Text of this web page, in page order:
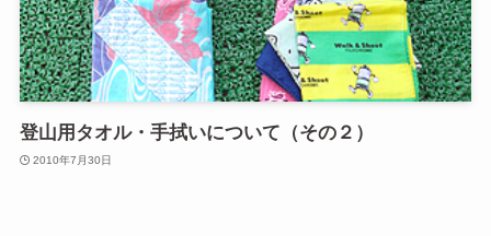
登山用タオル・手拭いについて（その２）
2010年7月30日